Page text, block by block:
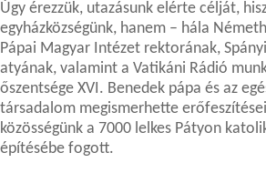
Úgy érezzük, utazásunk elérte célját,
egyházközségünk, hanem – hála
Pápai Magyar Intézet rektorának,
atyának, valamint a Vatikáni Rádió
őszentsége XVI. Benedek pápa és az
társadalom megismerhette
közösségünk a 7000 lelkes Pátyon
építésébe fogott.